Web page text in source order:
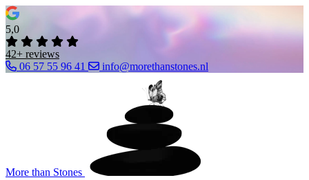
5,0
42+ reviews
06 57 55 96 41
info@morethanstones.nl
More than Stones